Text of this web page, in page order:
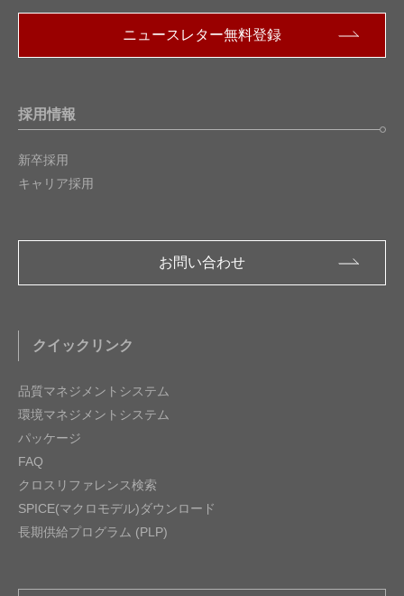
ニュースレター無料登録
採用情報
新卒採用
キャリア採用
お問い合わせ
クイックリンク
品質マネジメントシステム
環境マネジメントシステム
パッケージ
FAQ
クロスリファレンス検索
SPICE(マクロモデル)ダウンロード
長期供給プログラム (PLP)